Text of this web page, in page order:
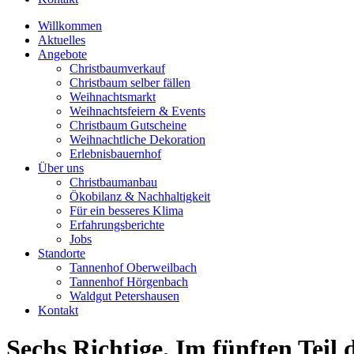
Willkommen
Aktuelles
Angebote
Christbaumverkauf
Christbaum selber fällen
Weihnachtsmarkt
Weihnachtsfeiern & Events
Christbaum Gutscheine
Weihnachtliche Dekoration
Erlebnisbauernhof
Über uns
Christbaumanbau
Ökobilanz & Nachhaltigkeit
Für ein besseres Klima
Erfahrungsberichte
Jobs
Standorte
Tannenhof Oberweilbach
Tannenhof Hörgenbach
Waldgut Petershausen
Kontakt